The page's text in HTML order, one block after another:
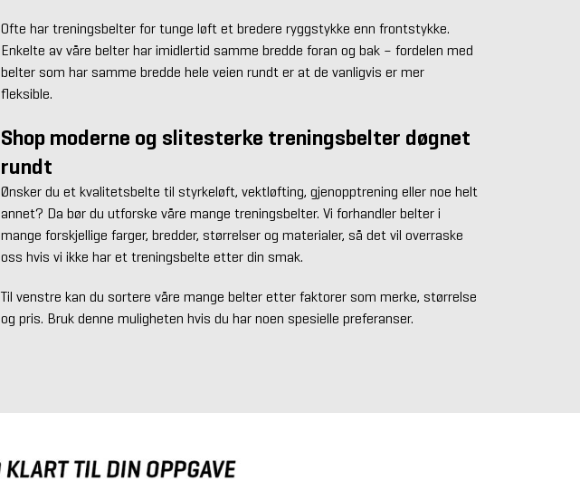
Ofte har treningsbelter for tunge løft et bredere ryggstykke enn frontstykke.
Enkelte av våre belter har imidlertid samme bredde foran og bak – fordelen med
belter som har samme bredde hele veien rundt er at de vanligvis er mer
fleksible.
Shop moderne og slitesterke treningsbelter døgnet
rundt
Ønsker du et kvalitetsbelte til styrkeløft, vektløfting, gjenopptrening eller noe helt
annet? Da bør du utforske våre mange treningsbelter. Vi forhandler belter i
mange forskjellige farger, bredder, størrelser og materialer, så det vil overraske
oss hvis vi ikke har et treningsbelte etter din smak.
Til venstre kan du sortere våre mange belter etter faktorer som merke, størrelse
og pris. Bruk denne muligheten hvis du har noen spesielle preferanser.